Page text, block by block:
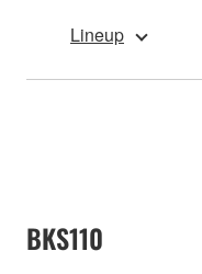
Lineup
BKS110